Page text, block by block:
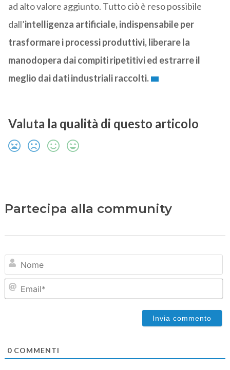
ad alto valore aggiunto. Tutto ciò è reso possibile
dall’intelligenza artificiale, indispensabile per
trasformare i processi produttivi, liberare la
manodopera dai compiti ripetitivi ed estrarre il
meglio dai dati industriali raccolti.
Valuta la qualità di questo articolo
Partecipa alla community
0COMMENTI